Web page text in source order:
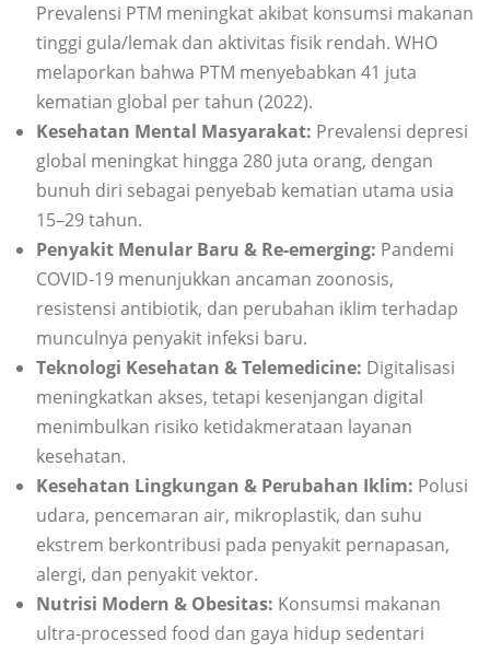
Prevalensi PTM meningkat akibat konsumsi makanan
tinggi gula/lemak dan aktivitas fisik rendah. WHO
melaporkan bahwa PTM menyebabkan 41 juta
kematian global per tahun (2022).
Kesehatan Mental Masyarakat: Prevalensi depresi
global meningkat hingga 280 juta orang, dengan
bunuh diri sebagai penyebab kematian utama usia
15–29 tahun.
Penyakit Menular Baru & Re-emerging: Pandemi
COVID-19 menunjukkan ancaman zoonosis,
resistensi antibiotik, dan perubahan iklim terhadap
munculnya penyakit infeksi baru.
Teknologi Kesehatan & Telemedicine: Digitalisasi
meningkatkan akses, tetapi kesenjangan digital
menimbulkan risiko ketidakmerataan layanan
kesehatan.
Kesehatan Lingkungan & Perubahan Iklim: Polusi
udara, pencemaran air, mikroplastik, dan suhu
ekstrem berkontribusi pada penyakit pernapasan,
alergi, dan penyakit vektor.
Nutrisi Modern & Obesitas: Konsumsi makanan
ultra-processed food dan gaya hidup sedentari